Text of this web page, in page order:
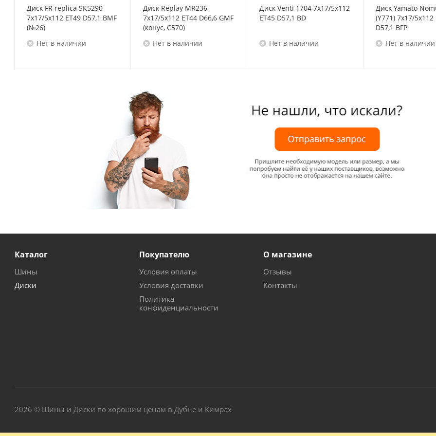
Диск FR replica SK5290
7x17/5x112 ET49 D57,1 BMF
(№26)
Нет в наличии
Диск Replay MR236
7x17/5x112 ET44 D66,6 GMF
(конус, C570)
Нет в наличии
Диск Venti 1704 7x17/5x112
ET45 D57,1 BD
Нет в наличии
Диск Yamato
(Y771) 7x17/5x112
D57,1 BFP
Нет в наличии
Каталог
Шины
Диски
Покупателю
Условия оплаты
Условия доставки
Политика
конфиденциальности
О магазине
Отзывы
Контакты
2026 © Шины и Диски по хорошим ценам в Дубне и Кимрах